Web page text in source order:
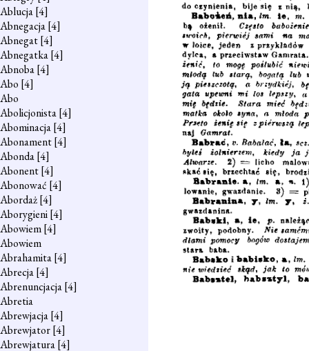
Ablucja[4]
Abnegacja[4]
Abnegat[4]
Abnegatka[4]
Abnoba[4]
Abo [4]
Abo
Abolicjonista[4]
Abominacja[4]
Abonament[4]
Abonda[4]
Abonent[4]
Abonować [4]
Abordaż[4]
Aborygieni[4]
Abowiem[4]
Abowiem
Abrahamita[4]
Abrecja[4]
Abrenuncjacja[4]
Abretia
Abrewjacja[4]
Abrewjator[4]
Abrewjatura[4]